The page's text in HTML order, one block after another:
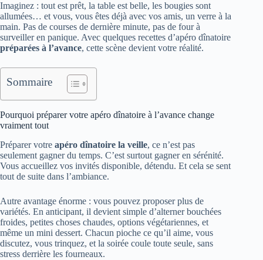
Imaginez : tout est prêt, la table est belle, les bougies sont
allumées… et vous, vous êtes déjà avec vos amis, un verre à la
main. Pas de courses de dernière minute, pas de four à
surveiller en panique. Avec quelques recettes d’apéro dînatoire
préparées à l’avance, cette scène devient votre réalité.
Sommaire
Pourquoi préparer votre apéro dînatoire à l’avance change
vraiment tout
Préparer votre apéro dînatoire la veille, ce n’est pas
seulement gagner du temps. C’est surtout gagner en sérénité.
Vous accueillez vos invités disponible, détendu. Et cela se sent
tout de suite dans l’ambiance.
Autre avantage énorme : vous pouvez proposer plus de
variétés. En anticipant, il devient simple d’alterner bouchées
froides, petites choses chaudes, options végétariennes, et
même un mini dessert. Chacun pioche ce qu’il aime, vous
discutez, vous trinquez, et la soirée coule toute seule, sans
stress derrière les fourneaux.